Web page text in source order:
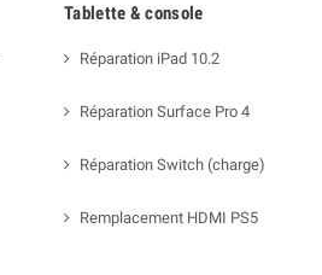
Tablette & console
Réparation iPad 10.2
Réparation Surface Pro 4
Réparation Switch (charge)
Remplacement HDMI PS5